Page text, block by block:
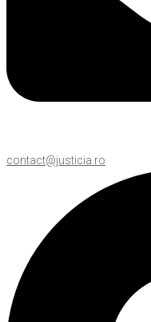
contact@justicia.ro